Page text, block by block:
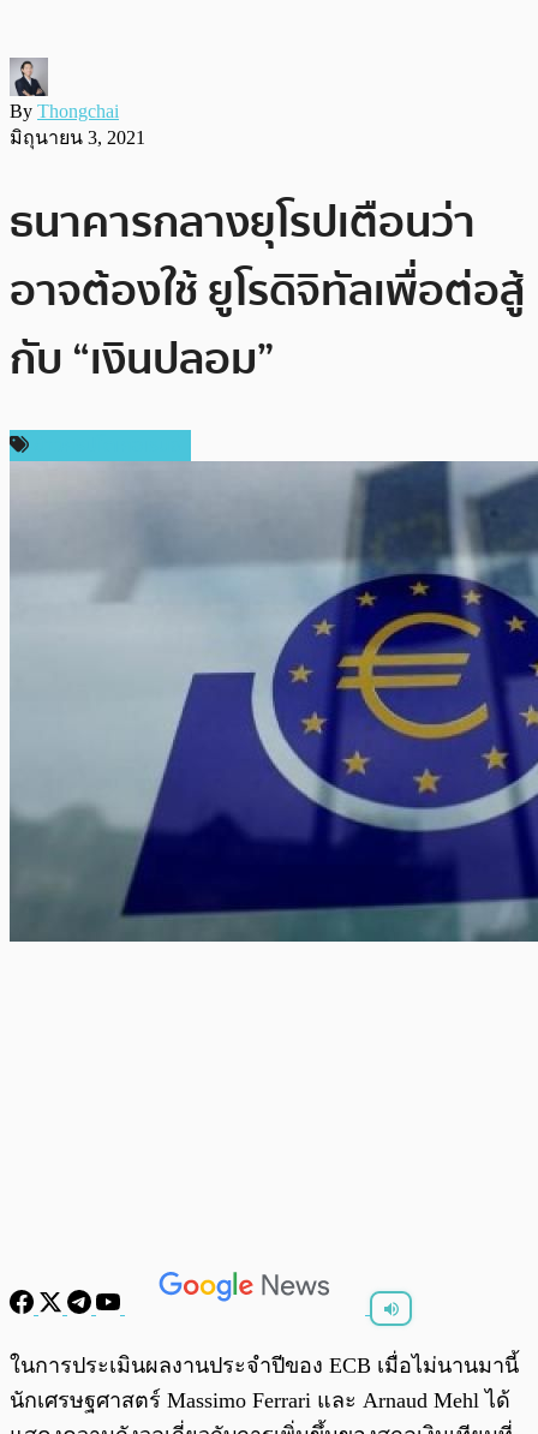
By Thongchai
มิถุนายน 3, 2021
ธนาคารกลางยุโรปเตือนว่า
อาจต้องใช้ ยูโรดิจิทัลเพื่อต่อสู้
กับ “เงินปลอม”
พร้อมเล่น 0:00 /
ในการประเมินผลงานประจำปีของ ECB เมื่อไม่นานมานี้
นักเศรษฐศาสตร์ Massimo Ferrari และ Arnaud Mehl ได้